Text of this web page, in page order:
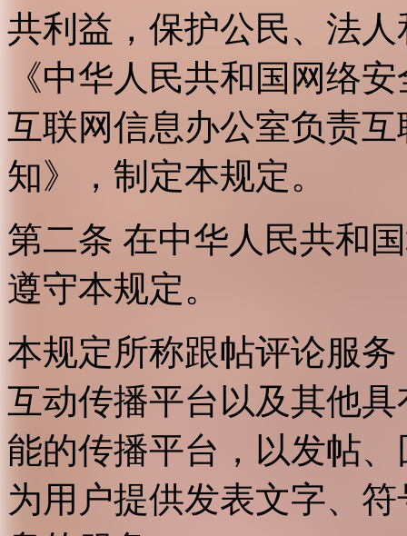
共利益，保护公民、法
《中华人民共和国网络
互联网信息办公室负责
知》，制定本规定。
第二条 在中华人民共和
遵守本规定。
本规定所称跟帖评论服
互动传播平台以及其他
能的传播平台，以发帖
为用户提供发表文字、